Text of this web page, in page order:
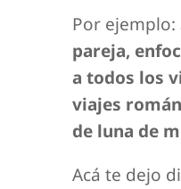
Por ejemplo:
pareja,
a todos los
viajes
de luna de
Acá te dejo